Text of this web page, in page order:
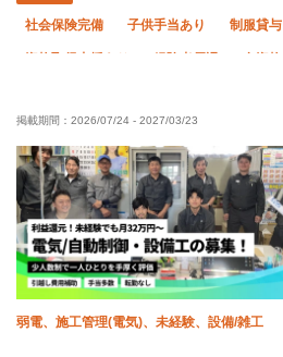
社会保険完備 子供手当あり 制服貸与
車・バイク通勤OK
掲載期間： 2026/07/24 - 2027/03/23
弱電、施工管理(電気)、未経験、設備/雑工